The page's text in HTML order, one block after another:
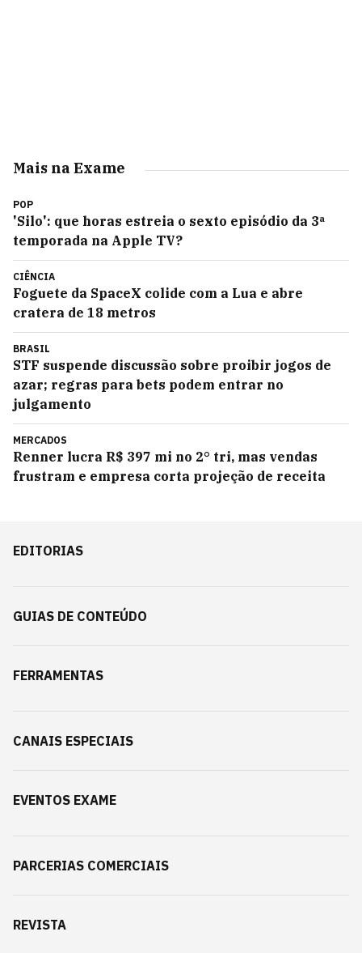
Mais na Exame
POP
'Silo': que horas estreia o sexto episódio da 3ª
temporada na Apple TV?
CIÊNCIA
Foguete da SpaceX colide com a Lua e abre
cratera de 18 metros
BRASIL
STF suspende discussão sobre proibir jogos de
azar; regras para bets podem entrar no
julgamento
MERCADOS
Renner lucra R$ 397 mi no 2° tri, mas vendas
frustram e empresa corta projeção de receita
EDITORIAS
GUIAS DE CONTEÚDO
FERRAMENTAS
CANAIS ESPECIAIS
EVENTOS EXAME
PARCERIAS COMERCIAIS
REVISTA